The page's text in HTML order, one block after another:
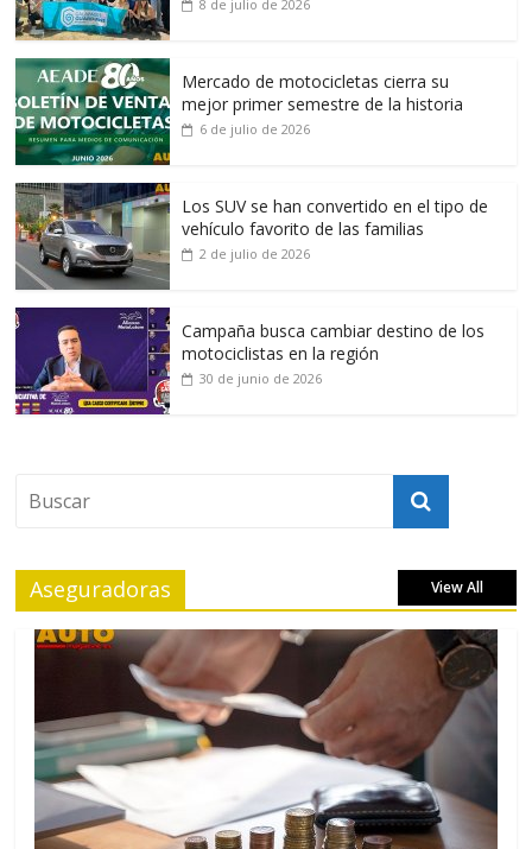
8 de julio de 2026
Mercado de motocicletas cierra su
mejor primer semestre de la historia
6 de julio de 2026
Los SUV se han convertido en el tipo de
vehículo favorito de las familias
2 de julio de 2026
Campaña busca cambiar destino de los
motociclistas en la región
30 de junio de 2026
Aseguradoras View All